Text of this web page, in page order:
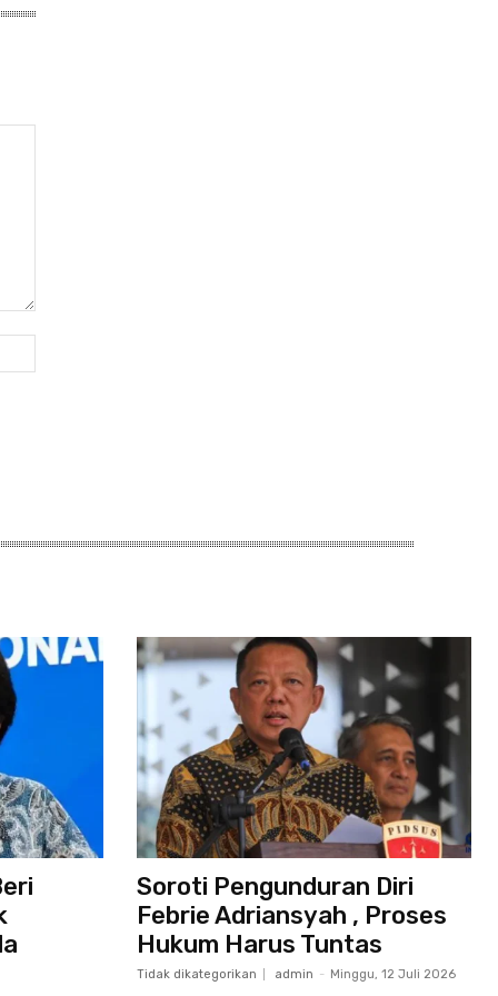
Soroti Pengunduran Diri
Febrie Adriansyah , Proses
Hukum Harus Tuntas
Tidak dikategorikan admin - Minggu, 12 Juli 2026